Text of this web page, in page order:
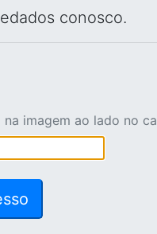
conosco.
imagem ao lado no